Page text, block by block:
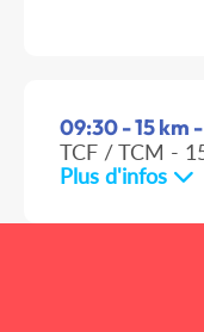
09:30 - 15 km
TCF / TCM -
Plus d'infos